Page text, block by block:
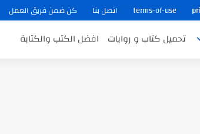
terms-of-use اتصل بنا كن ضمن فريق العمل
تحميل كتاب و روايات افضل الكتب والكتابة